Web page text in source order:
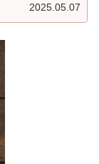
2025.05.07